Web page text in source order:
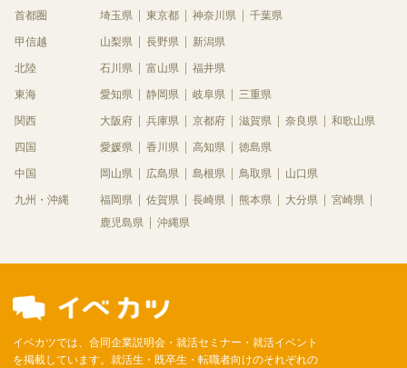
首都圏 埼玉県 東京都 神奈川県 千葉県
甲信越 山梨県 長野県 新潟県
北陸 石川県 富山県 福井県
東海 愛知県 静岡県 岐阜県 三重県
関西 大阪府 兵庫県 京都府 滋賀県 奈良県 和歌山県
四国 愛媛県 香川県 高知県 徳島県
中国 岡山県 広島県 島根県 鳥取県 山口県
九州・沖縄 福岡県 佐賀県 長崎県 熊本県 大分県
宮崎県
鹿児島県
沖縄県
イベカツでは、合同企業説明会・就活セミナー・就活イベント
を掲載しています。就活生・既卒生・転職者向けのそれぞれの